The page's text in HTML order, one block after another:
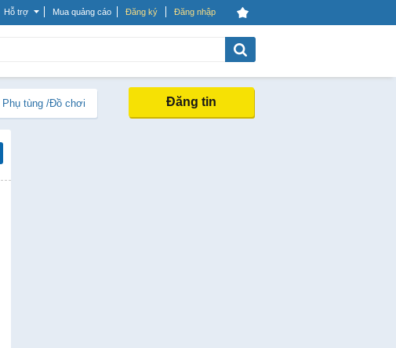
Hỗ trợ Mua quảng cáo Đăng ký Đăng nhập
Phụ tùng /Đồ chơi Đăng tin